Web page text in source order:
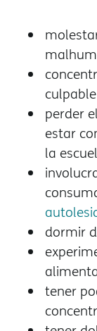
perder
estar
la
dormir
tener